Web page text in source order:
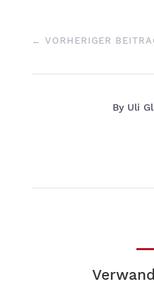
← VORHERIGER
By Uli